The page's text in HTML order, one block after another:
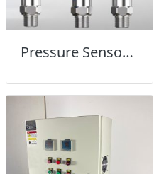
Pressure Sensor压力传感器